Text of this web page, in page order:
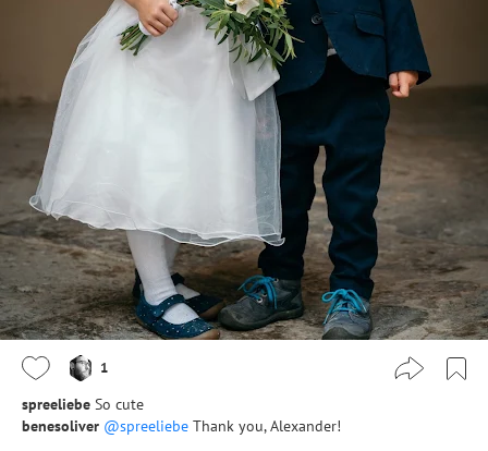
1
spreeliebe So cute
benesoliver @spreeliebe Thank you, Alexander!